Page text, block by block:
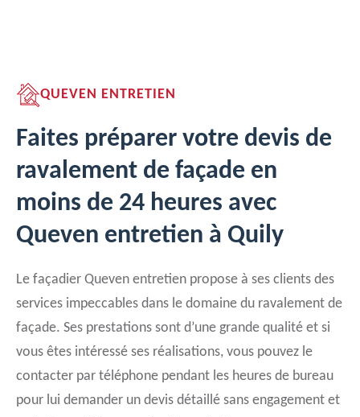
QUEVEN ENTRETIEN
Faites préparer votre devis de
ravalement de façade en
moins de 24 heures avec
Queven entretien à Quily
Le façadier Queven entretien propose à ses clients des
services impeccables dans le domaine du ravalement de
façade. Ses prestations sont d’une grande qualité et si
vous êtes intéressé ses réalisations, vous pouvez le
contacter par téléphone pendant les heures de bureau
pour lui demander un devis détaillé sans engagement et